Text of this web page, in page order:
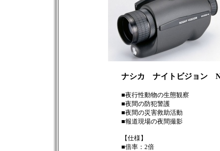
ナシカ ナイトビジョン
■夜行性動物の生態観察
■夜間の防犯警護
■夜間の災害救助活動
■報道現場の夜間撮影
【仕様】
■倍率：2倍